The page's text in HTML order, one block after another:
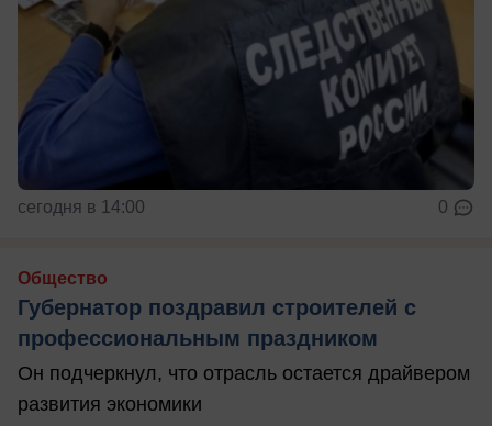
сегодня в 14:00 0
Общество
Губернатор поздравил строителей с
профессиональным праздником
Он подчеркнул, что отрасль остается драйвером
развития экономики